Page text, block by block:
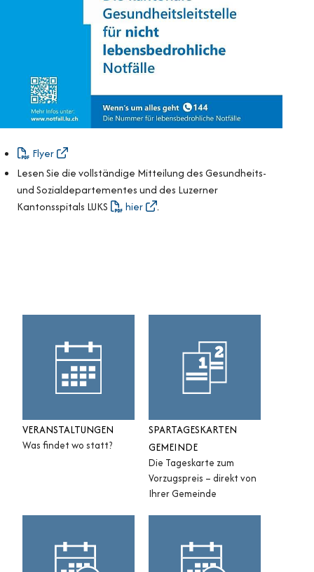
Flyer
Lesen Sie die vollständige Mitteilung des Gesundheits-
und Sozialdepartementes und des Luzerner
Kantonsspitals LUKS
hier .
Sidebar
VERANSTALTUNGEN
Was findet wo statt?
SPARTAGESKARTEN
GEMEINDE
Die Tageskarte zum
Vorzugspreis – direkt von
Ihrer Gemeinde